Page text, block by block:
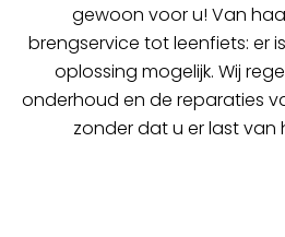
gewoon voor u! Van
brengservice tot leenfiets: er
oplossing mogelijk. Wij
onderhoud en de reparaties
zonder dat u er last van